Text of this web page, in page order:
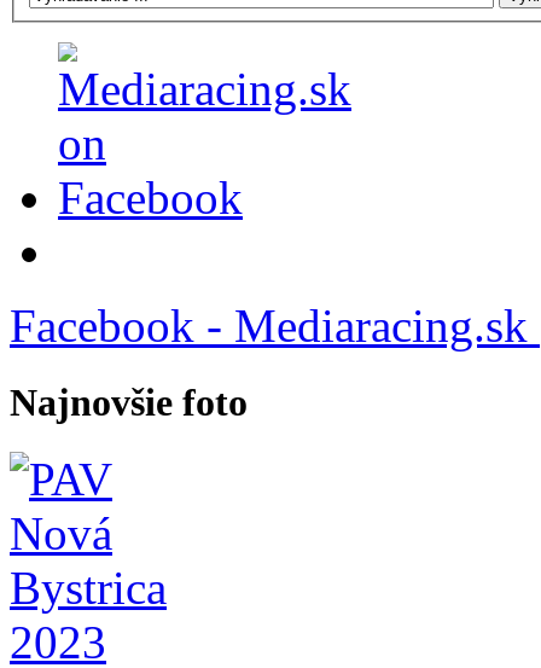
Facebook - Mediaracing.sk
Najnovšie foto